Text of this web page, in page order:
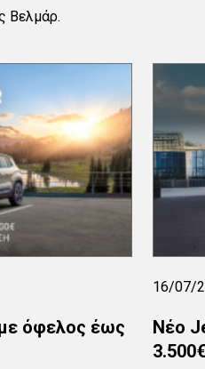
Βελμάρ.
όφελος έως
16/07/
Νέο